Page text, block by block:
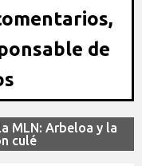
de
MLN: Arbeloa y la
culé